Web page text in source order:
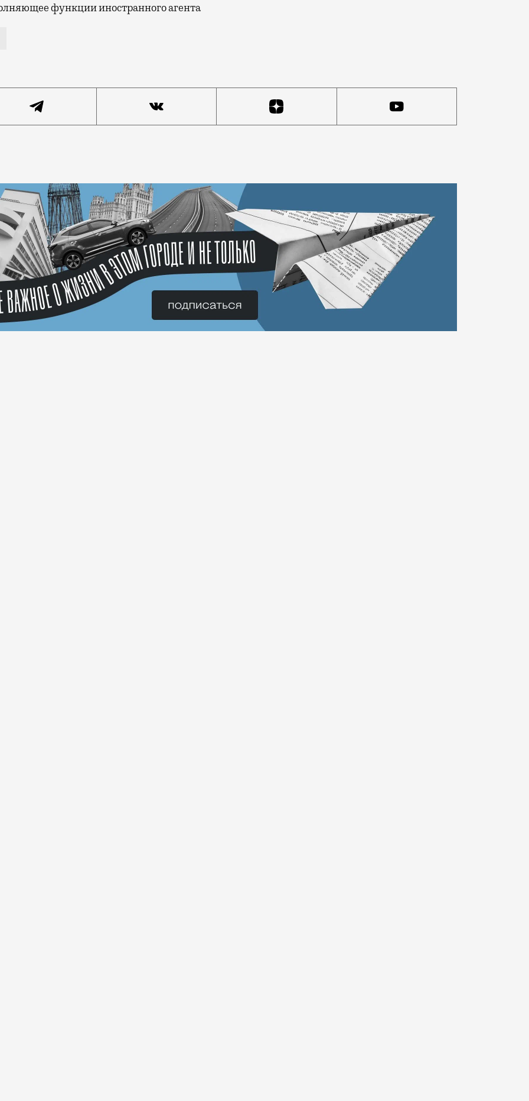
функции иностранного агента